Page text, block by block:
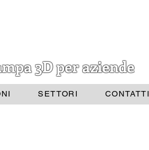
3D per aziende
SETTORI CONTATTI